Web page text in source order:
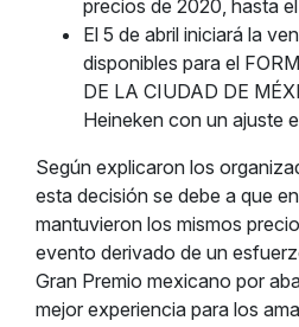
precios de 2020, hasta
El 5 de abril iniciará la
disponibles para el
DE LA CIUDAD DE
Heineken con un ajuste
Según explicaron los
esta decisión se debe a que
mantuvieron los mismos
evento derivado de un
Gran Premio mexicano por
mejor experiencia para los